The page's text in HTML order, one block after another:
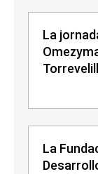
La
La